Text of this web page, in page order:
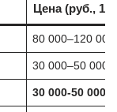
Цена (руб., 1
80 000–120 000
30 000–50 000
30 000-50 000